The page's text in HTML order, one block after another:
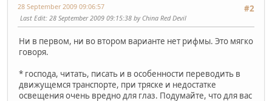
#2
28 September 2009 09:06:57
Last Edit: 28 September 2009 09:15:38 by China Red Devil
Ни в первом, ни во втором варианте нет рифмы. Это мягко
говоря.
* господа, читать, писать и в особенности переводить в
движущемся транспорте, при тряске и недостатке
освещения очень вредно для глаз. Подумайте, что для вас